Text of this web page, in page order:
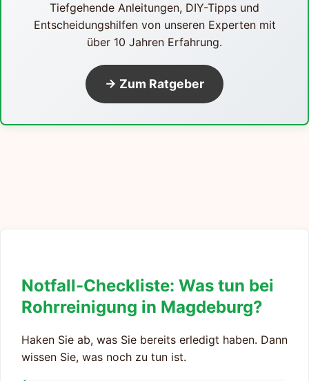
Tiefgehende Anleitungen, DIY-Tipps und
Entscheidungshilfen von unseren Experten mit
über 10 Jahren Erfahrung.
→ Zum Ratgeber
Notfall-Checkliste: Was tun bei
Rohrreinigung in Magdeburg?
Haken Sie ab, was Sie bereits erledigt haben. Dann
wissen Sie, was noch zu tun ist.